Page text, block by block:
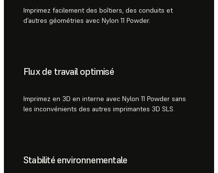
Imprimez facilement des boîtiers, des conduits et
d’autres géométries avec Nylon 11 Powder.
Flux de travail optimisé
Imprimez en 3D en interne avec Nylon 11 Powder sans
les inconvénients des autres imprimantes 3D SLS.
Stabilité environnementale